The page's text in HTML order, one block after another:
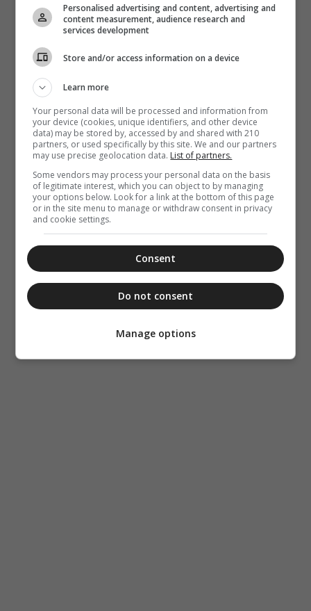
Personalised advertising and content, advertising and
content measurement, audience research and
services development
Store and/or access information on a device
Learn more
Your personal data will be processed and information from
your device (cookies, unique identifiers, and other device
data) may be stored by, accessed by and shared with 210
partners, or used specifically by this site. We and our partners
may use precise geolocation data. List of partners.
Some vendors may process your personal data on the basis
of legitimate interest, which you can object to by managing
your options below. Look for a link at the bottom of this page
or in the site menu to manage or withdraw consent in privacy
and cookie settings.
Consent
Do not consent
Manage options